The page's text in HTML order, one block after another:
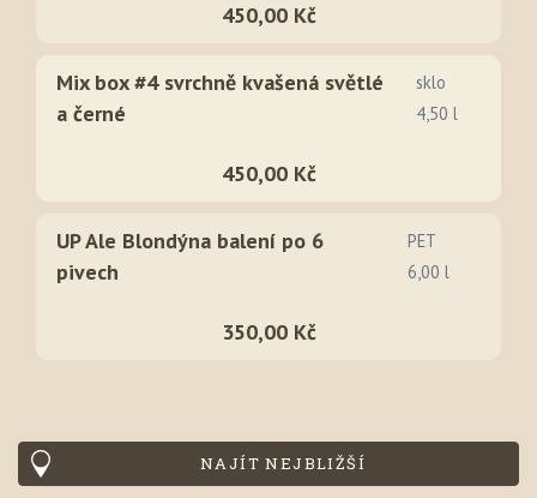
450,00 Kč
Mix box #4 svrchně kvašená světlé
a černé
sklo
4,50 l
450,00 Kč
UP Ale Blondýna balení po 6
pivech
PET
6,00 l
350,00 Kč
NAJÍT NEJBLIŽŠÍ